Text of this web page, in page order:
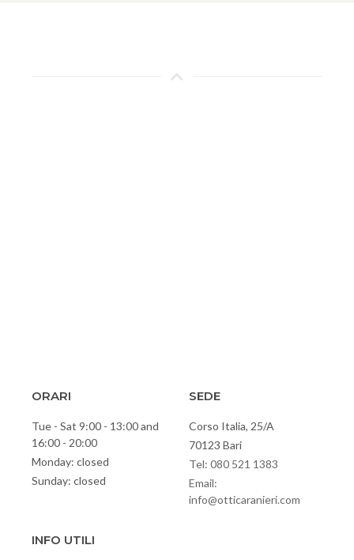
ORARI
Tue - Sat 9:00 - 13:00 and
16:00 - 20:00
Monday: closed
Sunday: closed
SEDE
Corso Italia, 25/A
70123 Bari
Tel: 080 521 1383
Email:
info@otticaranieri.com
INFO UTILI